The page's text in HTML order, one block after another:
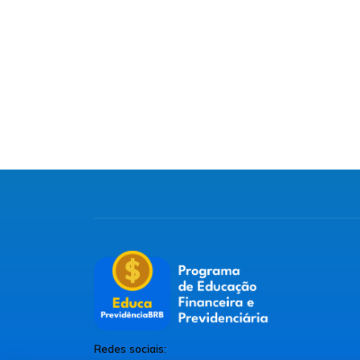
Redes sociais: